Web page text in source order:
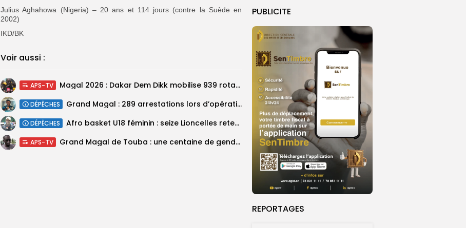
PUBLICITE
REPORTAGES
Julius Aghahowa (Nigeria) – 20 ans et 114 jours (contre la Suède en
2002)
IKD/BK
Voir aussi :
APS-TV Magal 2026 : Dakar Dem Dikk mobilise 939 rotations et transporte près...
DÉPÊCHES Grand Magal : 289 arrestations lors d’opérations préventives de sécurisation
DÉPÊCHES ‎Afro basket U18 féminin : seize Lioncelles retenues pour l’étape finale de...
APS-TV Grand Magal de Touba : une centaine de gendarmes mobilisés sur les...